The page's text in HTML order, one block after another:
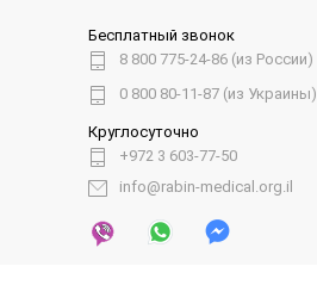
Бесплатный звонок
8 800 775-24-86 (из России)
0 800 80-11-87 (из Украины)
Круглосуточно
+972 3 603-77-50
info@rabin-medical.org.il